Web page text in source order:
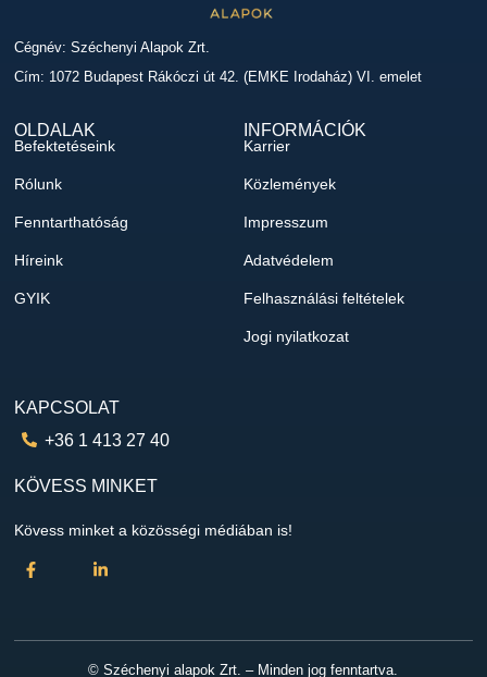
Cégnév: Széchenyi Alapok Zrt.
Cím: 1072 Budapest Rákóczi út 42. (EMKE Irodaház) VI. emelet
OLDALAK
Befektetéseink
Rólunk
Fenntarthatóság
Híreink
GYIK
INFORMÁCIÓK
Karrier
Közlemények
Impresszum
Adatvédelem
Felhasználási feltételek
Jogi nyilatkozat
KAPCSOLAT
+36 1 413 27 40
KÖVESS MINKET
Kövess minket a közösségi médiában is!
© Széchenyi alapok Zrt. – Minden jog fenntartva.